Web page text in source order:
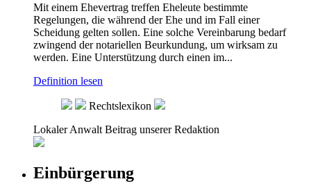
Mit einem Ehevertrag treffen Eheleute bestimmte
Regelungen, die während der Ehe und im Fall einer
Scheidung gelten sollen. Eine solche Vereinbarung bedarf
zwingend der notariellen Beurkundung, um wirksam zu
werden. Eine Unterstützung durch einen im...
Definition lesen
Rechtslexikon
Lokaler Anwalt Beitrag unserer Redaktion
Einbürgerung